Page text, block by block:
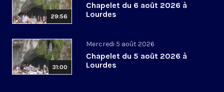
29:56
Chapelet du 6 août 2026 à
Lourdes
31:00
Mercredi 5 août 2026
Chapelet du 5 août 2026 à
Lourdes